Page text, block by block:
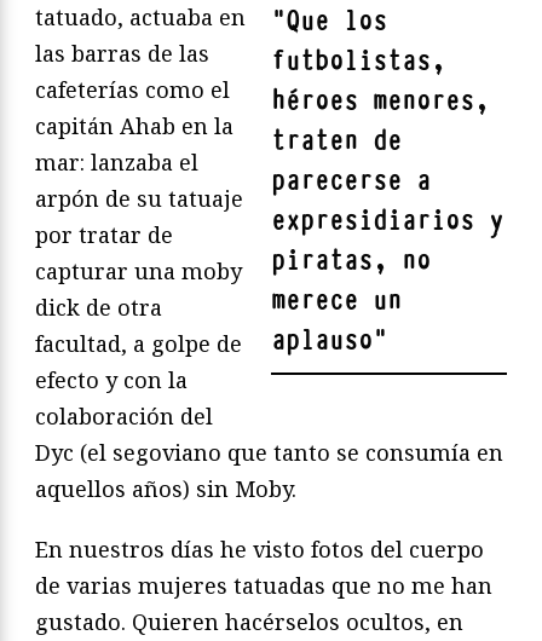
"Que los
futbolistas,
héroes menores,
traten de
parecerse a
expresidiarios y
piratas, no
merece un
aplauso"
tatuado, actuaba en
las barras de las
cafeterías como el
capitán Ahab en la
mar: lanzaba el
arpón de su tatuaje
por tratar de
capturar una moby
dick de otra
facultad, a golpe de
efecto y con la
colaboración del
Dyc (el segoviano que tanto se consumía en
aquellos años) sin Moby.
En nuestros días he visto fotos del cuerpo
de varias mujeres tatuadas que no me han
gustado. Quieren hacérselos ocultos, en